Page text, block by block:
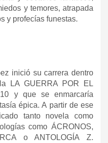
y temores, atrapada
y profecías funestas.
inició su carrera dentro
LA GUERRA POR EL
y que se enmarcaría
épica. A partir de ese
tanto novela como
como ÁCRONOS,
o ANTOLOGÍA Z.